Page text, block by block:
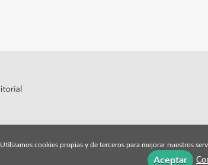
Utilizamos cookies propias y de terceros para mejorar nuestros
Aceptar